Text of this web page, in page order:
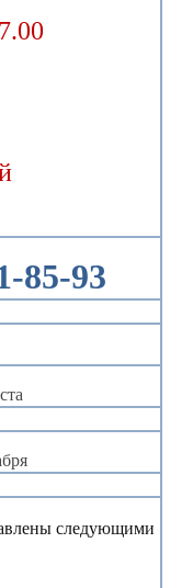
85-93
следующими